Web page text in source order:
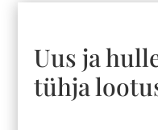
Uus ja
tühja